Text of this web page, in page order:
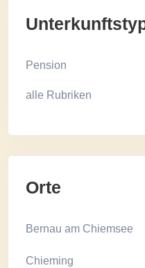
Pension
alle Rubriken
Orte
Bernau am Chiemsee
Chieming